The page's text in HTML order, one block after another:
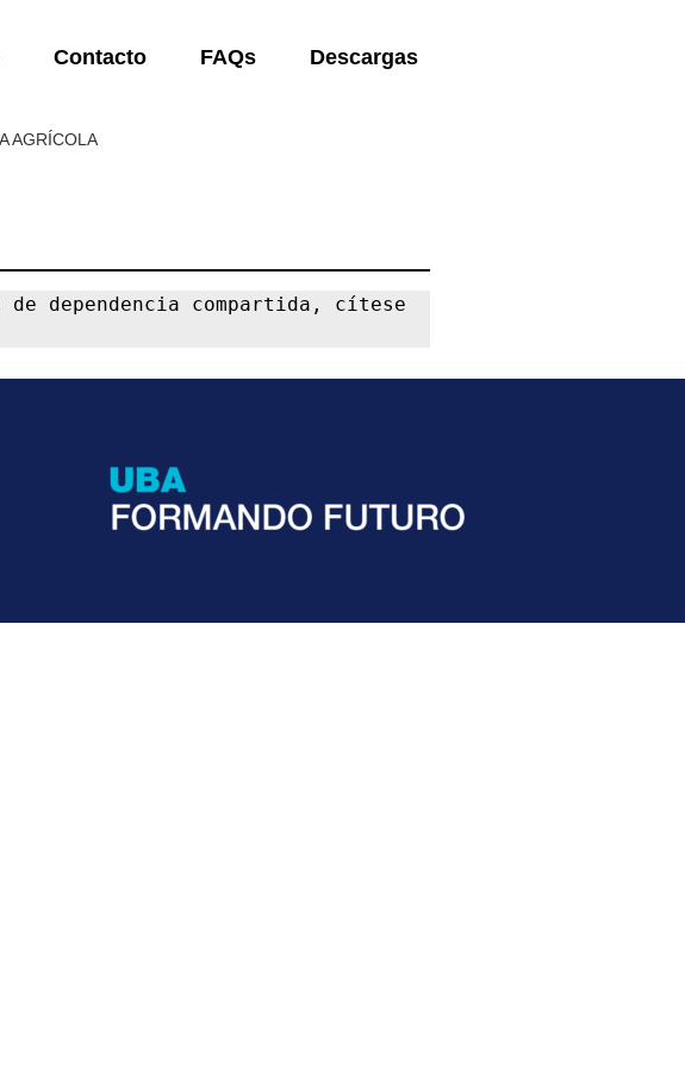
Contacto FAQs Descargas
AGRÍCOLA
dependencia compartida, cítese